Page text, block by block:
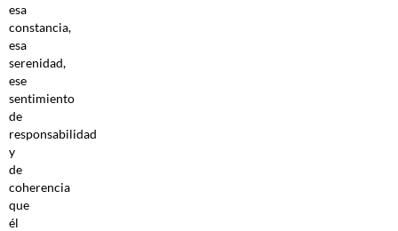
esa
constancia,
esa
serenidad,
ese
sentimiento
de
responsabilidad
y
de
coherencia
que
él